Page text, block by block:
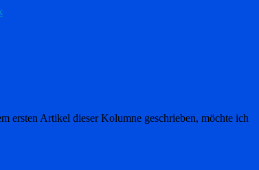
ersten Artikel dieser Kolumne geschrieben, möchte ich